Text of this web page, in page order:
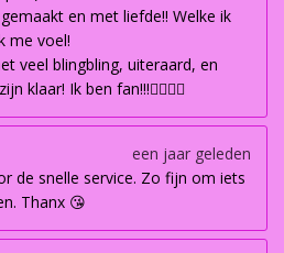
en met liefde!! Welke ik
me voel!
veel blingbling, uiteraard, en
klaar! Ik ben fan!!!👌🏽👌🏽
een jaar geleden
de snelle service. Zo fijn om iets
Thanx 😘